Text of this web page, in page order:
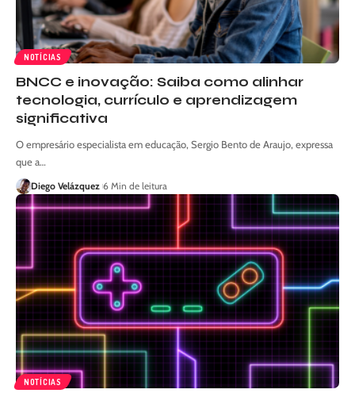
NOTÍCIAS
BNCC e inovação: Saiba como alinhar
tecnologia, currículo e aprendizagem
significativa
O empresário especialista em educação, Sergio Bento de Araujo, expressa
que a…
Diego Velázquez 6 Min de leitura
NOTÍCIAS